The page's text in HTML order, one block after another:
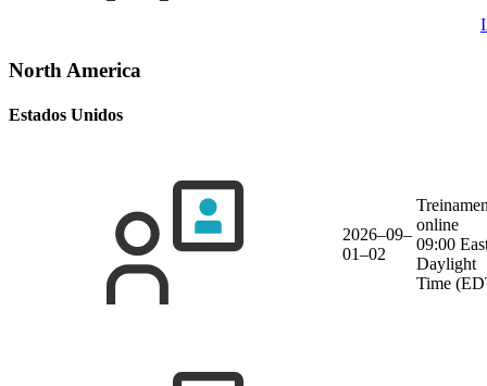
North America
Estados Unidos
2026–09–
01–02
online
09:00
Daylight
Time